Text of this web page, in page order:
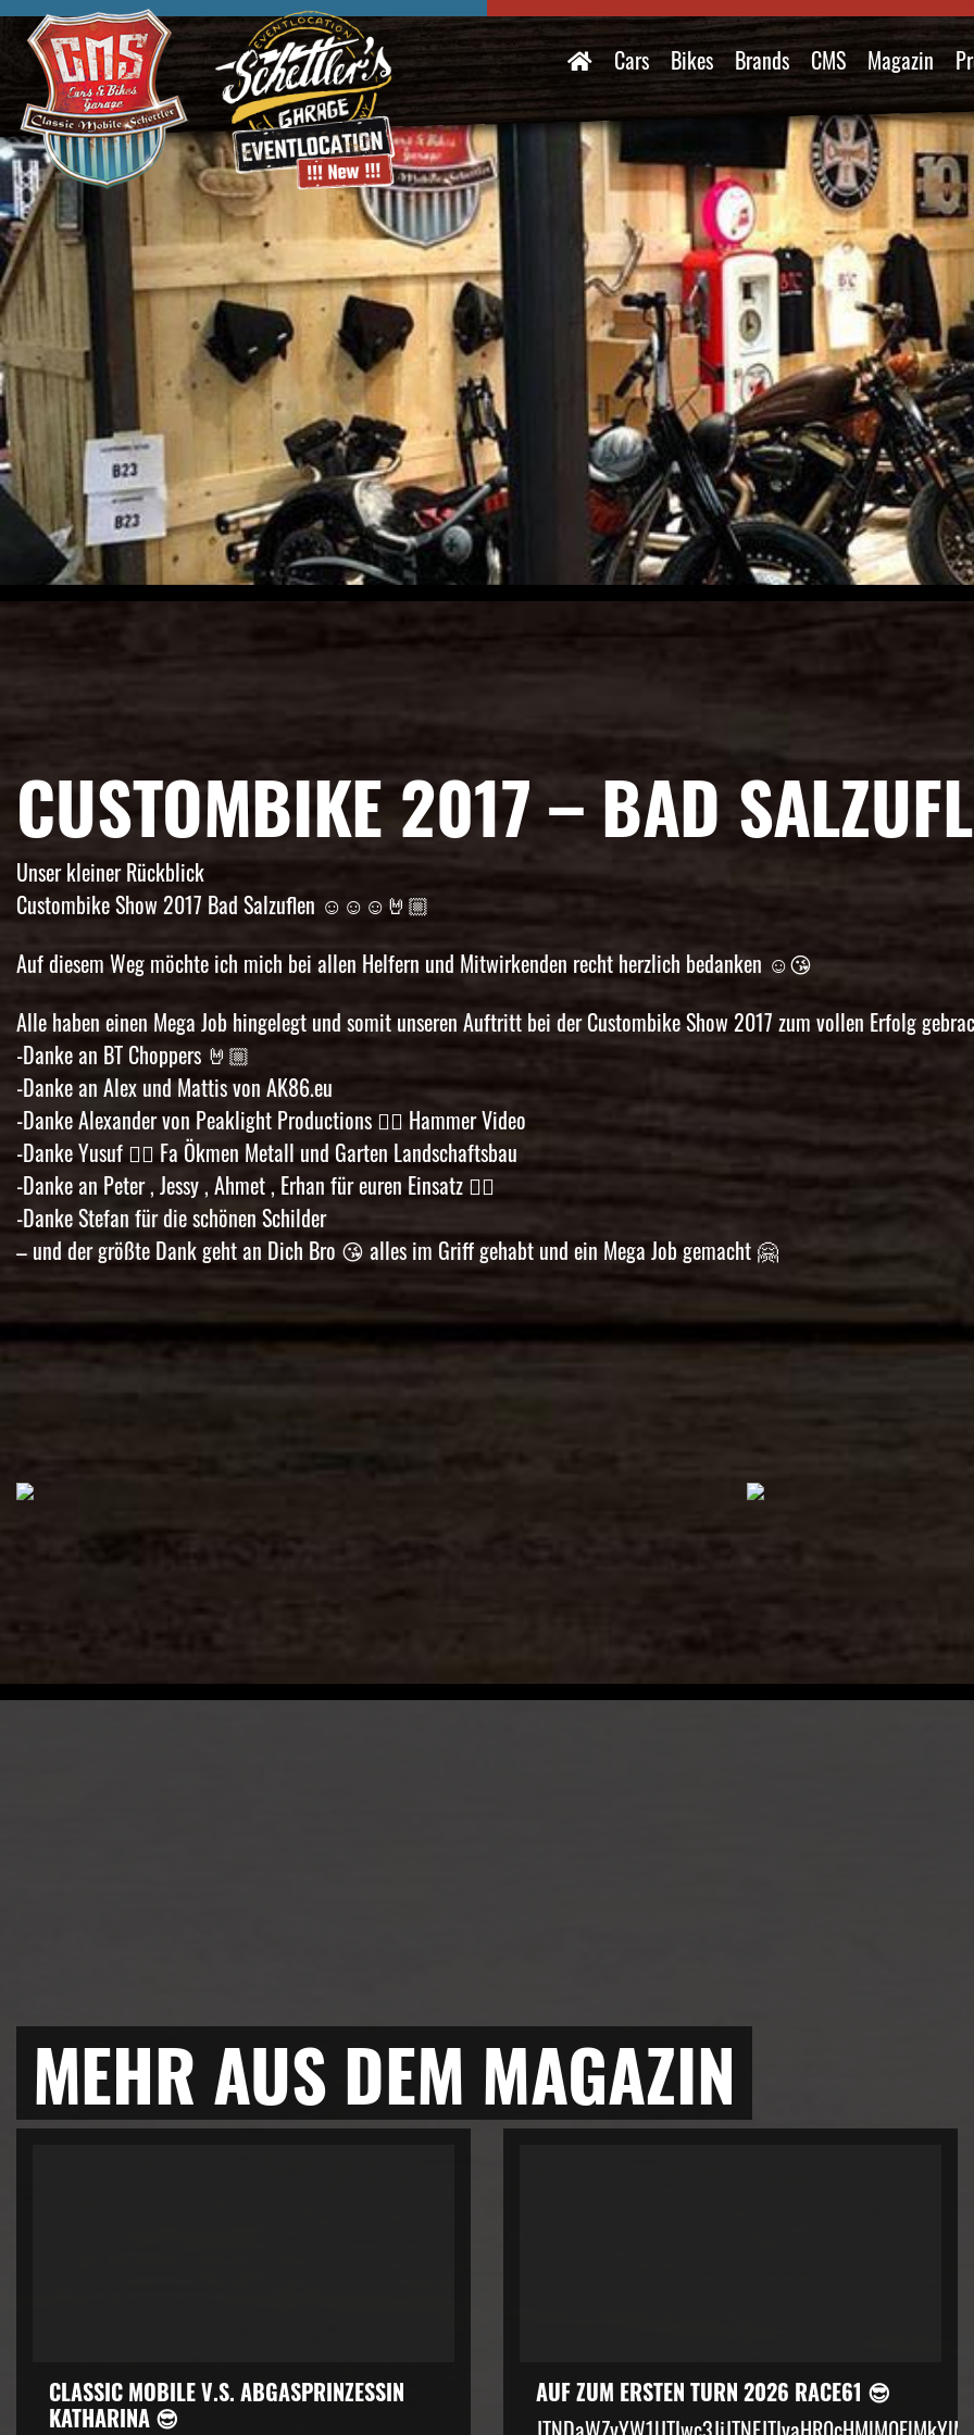
CUSTOMBIKE 2017 – BAD
Unser kleiner Rückblick
Custombike Show 2017 Bad Salzuflen ☺️ ☺️ ☺️ 🤘🏼
Auf diesem Weg möchte ich mich bei allen Helfern und Mitwirkenden recht herzlich bedanken ☺️😘
Alle haben einen Mega Job hingelegt und somit unseren Auftritt bei der Custombike Show 2017 zum vollen Erfolg
-Danke an BT Choppers 🤘🏼
-Danke an Alex und Mattis von AK86.eu
-Danke Alexander von Peaklight Productions 👍🏼 Hammer Video
-Danke Yusuf👍🏼 Fa Ökmen Metall und Garten Landschaftsbau
-Danke an Peter , Jessy , Ahmet , Erhan für euren Einsatz 👍🏼
-Danke Stefan für die schönen Schilder
– und der größte Dank geht an Dich Bro 😘 alles im Griff gehabt und ein Mega Job gemacht 🤗
MEHR AUS DEM MAGAZIN
CLASSIC MOBILE V.S. ABGASPRINZESSIN
KATHARINA 😎
AUF ZUM ERSTEN TURN 2026 RACE61 😎
Cars Bikes Brands CMS Magazin